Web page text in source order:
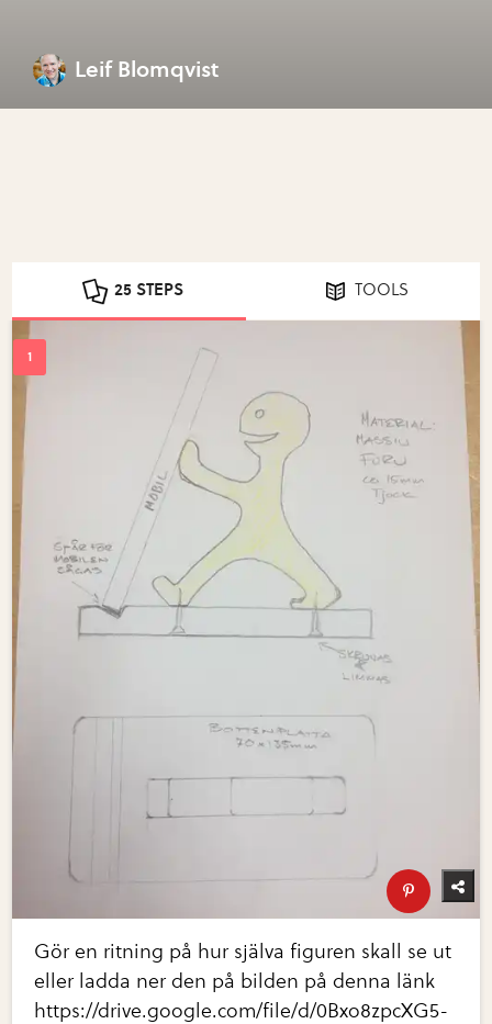
Leif Blomqvist
25 STEPS TOOLS
Gör en ritning på hur själva figuren skall se ut
eller ladda ner den på bilden på denna länk
https://drive.google.com/file/d/0Bxo8zpcXG5-